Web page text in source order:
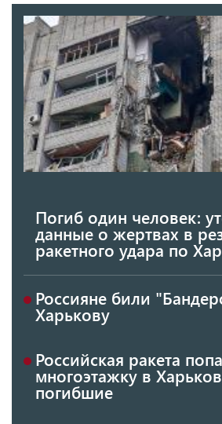
Погиб один человек:
данные о жертвах в
ракетного удара по
Россияне били
Харькову
Российская ракета
многоэтажку в
погибшие